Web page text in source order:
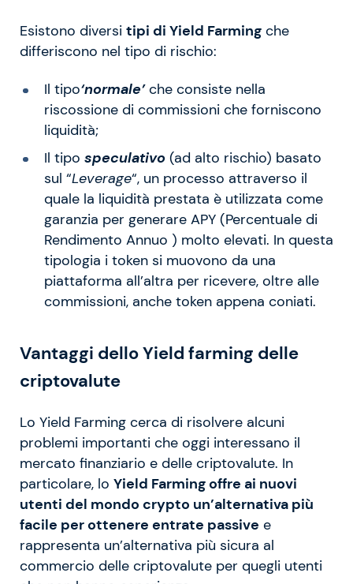
Esistono diversi tipi di Yield Farming che
differiscono nel tipo di rischio:
Il tipo‘normale’che consiste nella
riscossione di commissioni che forniscono
liquidità;
Il tipo speculativo (ad alto rischio) basato
sul “Leverage“, un processo attraverso il
quale la liquidità prestata è utilizzata come
garanzia per generare APY (Percentuale di
Rendimento Annuo ) molto elevati. In questa
tipologia i token si muovono da una
piattaforma all’altra per ricevere, oltre alle
commissioni, anche token appena coniati.
Vantaggi dello Yield farming delle
criptovalute
Lo Yield Farming cerca di risolvere alcuni
problemi importanti che oggi interessano il
mercato finanziario e delle criptovalute. In
particolare, lo Yield Farming offre ai nuovi
utenti del mondo crypto un’alternativa più
facile per ottenere entrate passive e
rappresenta un’alternativa più sicura al
commercio delle criptovalute per quegli utenti